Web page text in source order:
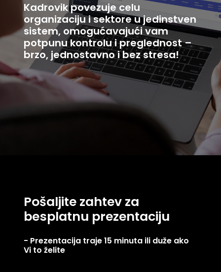
Kadrovik povezuje celu
organizaciju i sektore u jedinstven
sistem, omogućavajući vam
potpunu kontrolu i preglednost –
brzo, jednostavno i bez stresa!
Pošaljite zahtev za
besplatnu prezentaciju
- Prezentacija traje15 minuta ili duže ako
Vi to želite